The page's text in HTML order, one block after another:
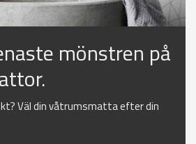
mönstren på
Väl din våtrumsmatta efter din